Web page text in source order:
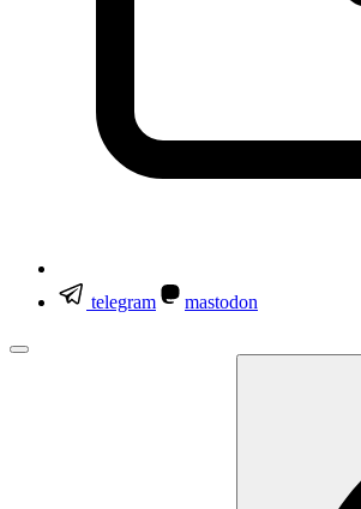
telegram
mastodon